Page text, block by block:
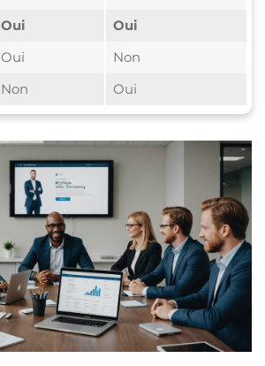
Oui
Oui
Oui
Non
Non Oui